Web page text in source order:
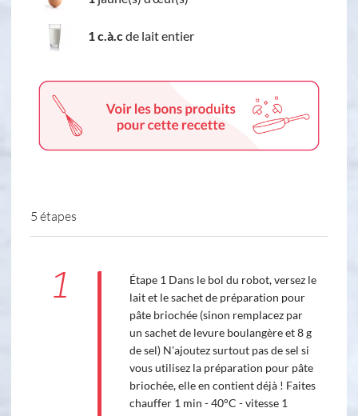
1 c.à.cde lait entier
5 étapes
1
Étape 1 Dans le bol du robot, versez le
lait et le sachet de préparation pour
pâte briochée (sinon remplacez par
un sachet de levure boulangère et 8 g
de sel) N'ajoutez surtout pas de sel si
vous utilisez la préparation pour pâte
briochée, elle en contient déjà ! Faites
chauffer 1 min - 40°C - vitesse 1